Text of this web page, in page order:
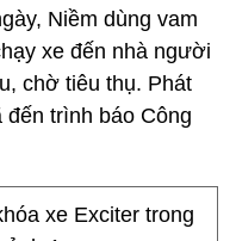
Niềm dùng vam
xe đến nhà người
chờ tiêu thụ. Phát
đến trình báo Công